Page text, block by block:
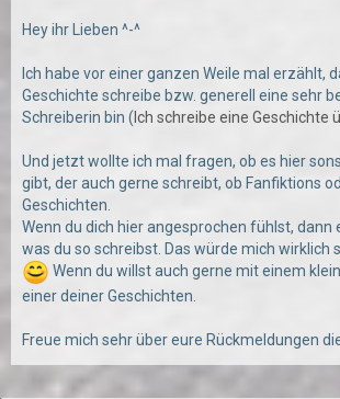
Hey ihr Lieben ^-^
Ich habe vor einer ganzen Weile mal erzählt,
Geschichte schreibe bzw. generell eine sehr
Schreiberin bin ( Ich schreibe eine Geschichte
Und jetzt wollte ich mal fragen, ob es hier
gibt, der auch gerne schreibt, ob Fanfiktions
Geschichten.
Wenn du dich hier angesprochen fühlst, dann
was du so schreibst. Das würde mich wirklich
Wenn du willst auch gerne mit einem
einer deiner Geschichten.
Freue mich sehr über eure Rückmeldungen